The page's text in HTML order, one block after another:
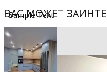
Sample Text
ВАС МОЖЕТ